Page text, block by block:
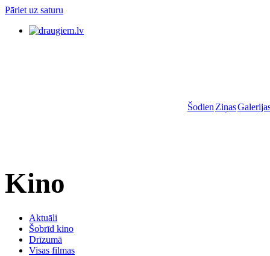
Pāriet uz saturu
Šodien Ziņas
Kino
Aktuāli
Šobrīd kino
Drīzumā
Visas filmas